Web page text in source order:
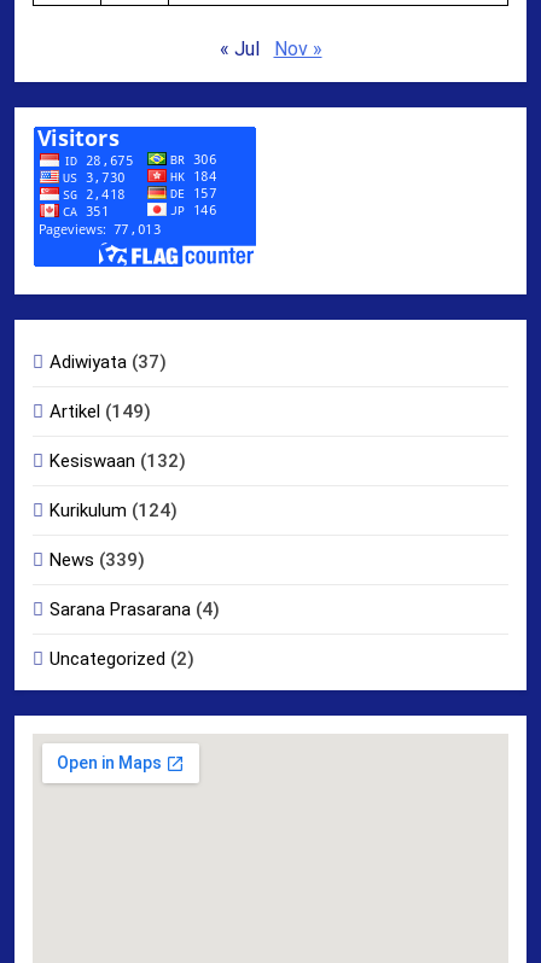
« Jul Nov »
Adiwiyata (37)
Artikel (149)
Kesiswaan (132)
Kurikulum (124)
News (339)
Sarana Prasarana (4)
Uncategorized (2)